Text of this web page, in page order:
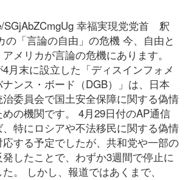
SGjAbZCmgUg 幸福実現党党首 釈
「言論の自由」の危機 今、自由と
メリカが言論の危機にあります。
月末に設立した「ディスインフォメ
ンス・ボード（DGB）」は、日本
委員会で国土安全保障に関する偽情
の機関です。 4月29日付のAP通信
特にロシアや不法移民に関する偽情
する予定でしたが、共和党や一部の
したことで、わずか3週間で停止に
。 しかし、報道ではあくまで、